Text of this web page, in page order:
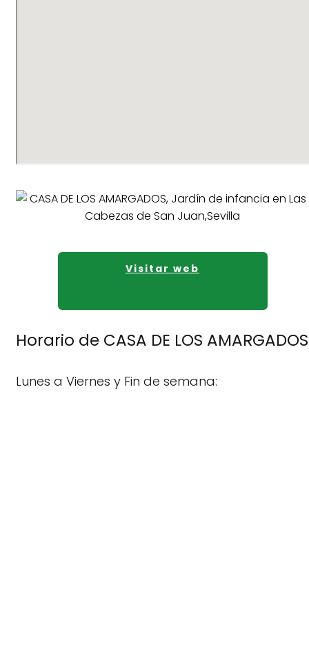
Visitar web
Horario de CASA DE LOS AMARGADOS
Lunes a Viernes y Fin de semana: